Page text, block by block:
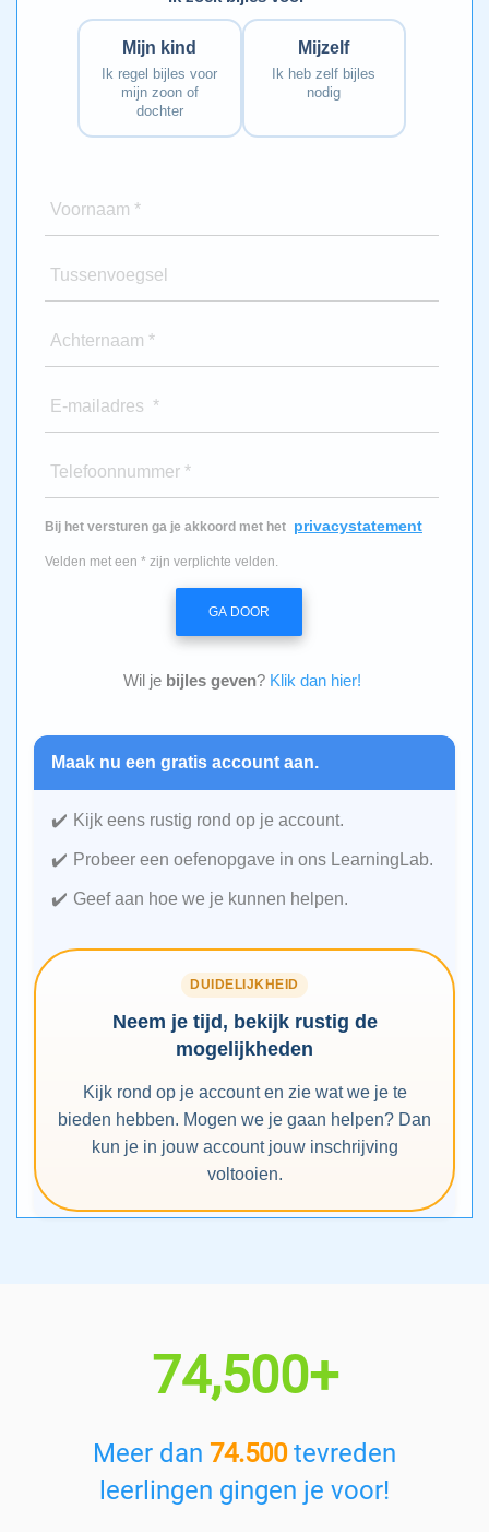
Mijn kind
Ik regel bijles voor
mijn zoon of
dochter
Mijzelf
Ik heb zelf bijles
nodig
Voornaam *
Tussenvoegsel
Achternaam *
E-mailadres *
Telefoonnummer *
Bij het versturen ga je akkoord met het privacystatement
Velden met een * zijn verplichte velden.
GA DOOR
Wil je bijles geven? Klik dan hier!
Maak nu een gratis account aan.
Kijk eens rustig rond op je account.
Probeer een oefenopgave in ons LearningLab.
Geef aan hoe we je kunnen helpen.
DUIDELIJKHEID
Neem je tijd, bekijk rustig de
mogelijkheden
Kijk rond op je account en zie wat we je te
bieden hebben. Mogen we je gaan helpen? Dan
kun je in jouw account jouw inschrijving
voltooien.
74,500+
Meer dan 74.500tevreden
leerlingen gingen je voor!